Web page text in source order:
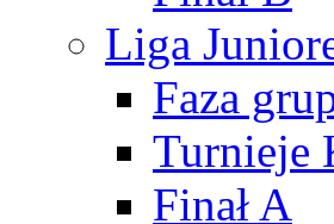
Liga
Faza
Turnieje
Finał A